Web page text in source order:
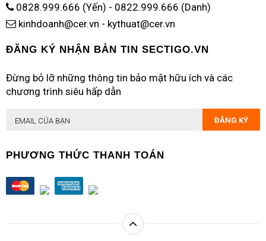
0828.999.666 (Yến) - 0822.999.666 (Danh)
kinhdoanh@cer.vn - kythuat@cer.vn
ĐĂNG KÝ NHẬN BẢN TIN SECTIGO.VN
Đừng bỏ lỡ những thông tin bảo mật hữu ích và các
chương trình siêu hấp dẫn
ĐĂNG KÝ
PHƯƠNG THỨC THANH TOÁN
TOP